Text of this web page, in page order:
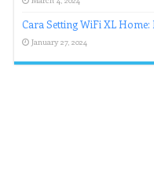
Cara Setting WiFi XL Home:
January 27, 2024